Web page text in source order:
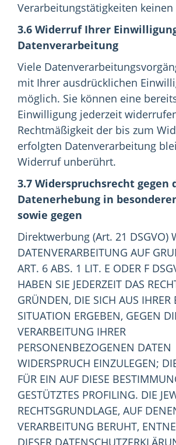
Verarbeitungstätigkeiten keinen
3.6 Widerruf Ihrer
Datenverarbeitung
Viele
mit Ihrer ausdrücklichen
möglich. Sie können eine
Einwilligung jederzeit
Rechtmäßigkeit der bis zum
erfolgten Datenverarbeitung
Widerruf unberührt.
3.7 Widerspruchsrecht gegen
Datenerhebung in
sowie gegen
Direktwerbung (Art. 21 DSGVO)
DATENVERARBEITUNG AUF
ART. 6 ABS. 1 LIT. E ODER F
HABEN SIE JEDERZEIT DAS
GRÜNDEN, DIE SICH AUS IHRER
SITUATION ERGEBEN, GEGEN
VERARBEITUNG IHRER
PERSONENBEZOGENEN DATEN
WIDERSPRUCH EINZULEGEN;
FÜR EIN AUF DIESE
GESTÜTZTES PROFILING. DIE
RECHTSGRUNDLAGE, AUF
VERARBEITUNG BERUHT,